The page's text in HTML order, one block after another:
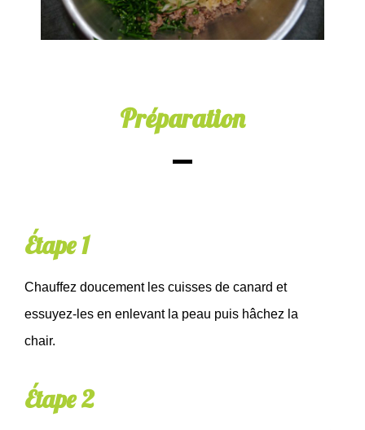
Préparation
Étape 1
Chauffez doucement les cuisses de canard et
essuyez-les en enlevant la peau puis hâchez la
chair.
Étape 2